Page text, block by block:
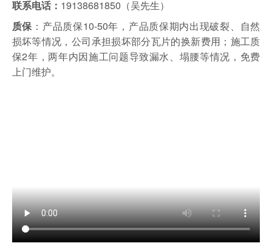
联系电话： 19138681850（吴先生）
质保 ：产品质保10-50年，产品质保期内出现破裂、自然
损坏等情况，公司承担损坏部分瓦片的换新费用；施工质
保2年，两年内因施工问题导致漏水、塌腰等情况，免费
上门维护。